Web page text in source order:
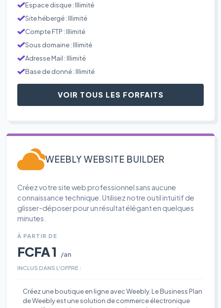
Espace disque : Illimité
Site hébergé : Illimité
Compte FTP : Illimité
Sous domaine : Illimité
Adresse Mail : Illimité
Base de donné : Illimité
VOIR TOUS LES FORFAITS
WEEBLY WEBSITE BUILDER
Créez votre site web professionnel sans aucune
connaissance technique. Utilisez notre outil intuitif de
glisser-déposer pour un résultat élégant en quelques
minutes.
À PARTIR DE
FCFA 1 /an
INCLUS DANS L'OFFRE :
Créez une boutique en ligne avec Weebly. Le Business Plan
de Weebly est une solution de commerce électronique